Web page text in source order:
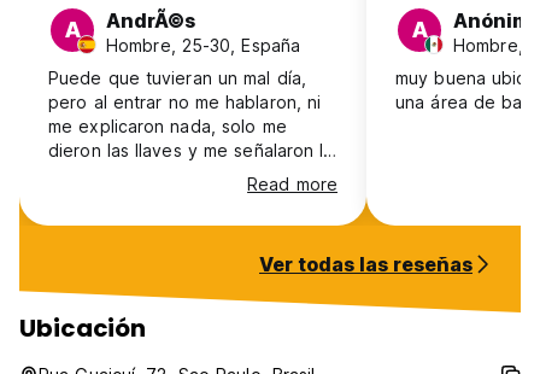
A AndrÃ©s
Hombre, 25-30, España
Puede que tuvieran un mal día,
pero al entrar no me hablaron, ni
me explicaron nada, solo me
dieron las llaves y me señalaron la
cama. Hay que entrar por un bar,
no me explicaron nada en general
y se oía bastante el ruido de la
bar. La ventilación en la habitación
de doce personas era nula, si que
había aire acondicionado pero no
sé ventilaba por ningún lugar.
Puede que sea mi experiencia,
Read more
A
Hombre,
muy buena
una área de
Ver todas las reseñas
Ubicación